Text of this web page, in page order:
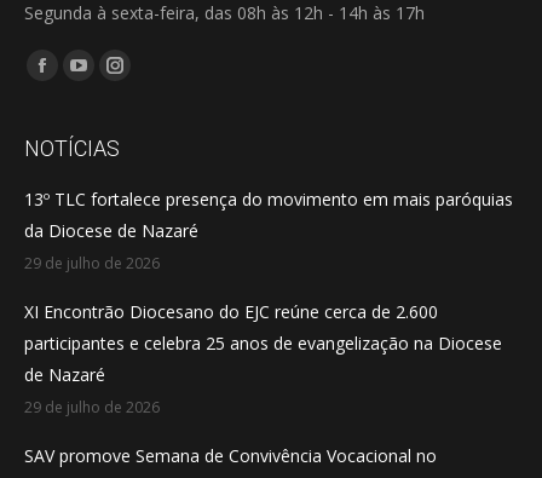
Segunda à sexta-feira, das 08h às 12h - 14h às 17h
Encontre-nos em:
Facebook
opens
new
window
YouTube
opens
new
window
Instagram
opens
new
window
NOTÍCIAS
13º TLC fortalece presença do movimento em mais paróquias
da Diocese de Nazaré
29 de julho de 2026
XI Encontrão Diocesano do EJC reúne cerca de 2.600
participantes e celebra 25 anos de evangelização na Diocese
de Nazaré
29 de julho de 2026
SAV promove Semana de Convivência Vocacional no